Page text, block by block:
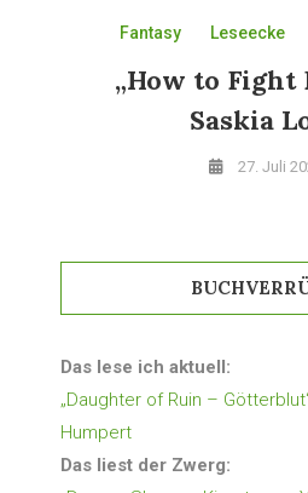
Fantasy Leseecke
„How to Fight
Saskia
27. Juli
Das lese ich aktuell:
„Daughter of Ruin –
Humpert
Das liest der Zwerg: